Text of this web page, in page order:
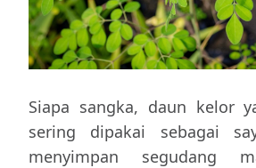
Siapa sangka, daun kelor
sering dipakai sebagai
menyimpan segudang